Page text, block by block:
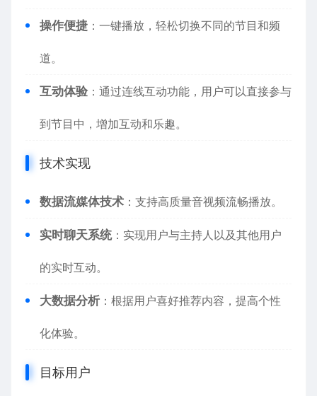
操作便捷 ：一键播放，轻松切换不同的节目和频
道。
互动体验：通过连线互动功能，用户可以直接参与
到节目中，增加互动和乐趣。
技术实现
数据流媒体技术 ：支持高质量音视频流畅播放。
实时聊天系统：实现用户与主持人以及其他用户
的实时互动。
大数据分析 ：根据用户喜好推荐内容，提高个性
化体验。
目标用户